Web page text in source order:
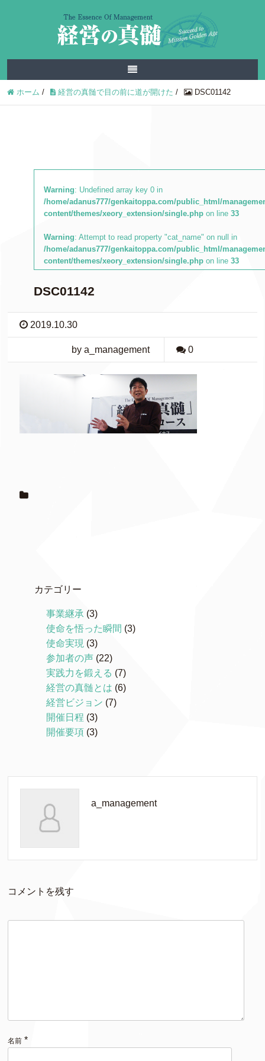
ホーム / 経営の真髄で目の前に道が開けた / DSC01142
Warning: Undefined array key 0 in
/home/adanus777/genkaitoppa.com/public_html/
content/themes/xeory_extension/single.php on line33
Warning: Attempt to read property "cat_name" on null in
/home/adanus777/genkaitoppa.com/public_html/
content/themes/xeory_extension/single.php on line33
DSC01142
2019.10.30
by a_management 0
カテゴリー
事業継承 (3)
使命を悟った瞬間 (3)
使命実現 (3)
参加者の声 (22)
実践力を鍛える (7)
経営の真髄とは (6)
経営ビジョン (7)
開催日程 (3)
開催要項 (3)
a_management
コメントを残す
名前 *